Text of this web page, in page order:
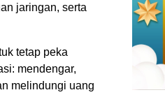
jaringan, serta
tetap peka
mendengar,
melindungi uang